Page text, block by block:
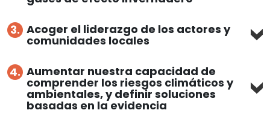
3. Acoger el liderazgo de los actores y
comunidades locales
4. Aumentar nuestra capacidad de
comprender los riesgos climáticos y
ambientales, y definir soluciones
basadas en la evidencia